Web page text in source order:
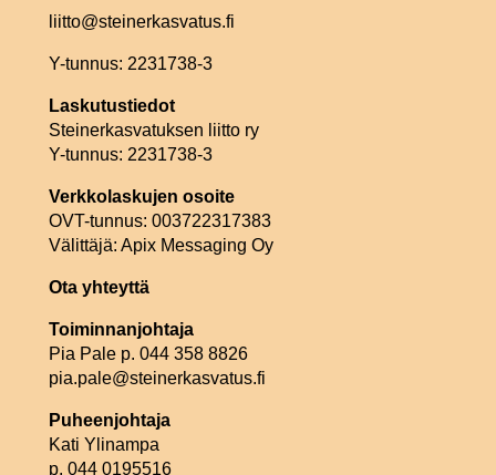
liitto@steinerkasvatus.fi
Y-tunnus: 2231738-3
Laskutustiedot
Steinerkasvatuksen liitto ry
Y-tunnus: 2231738-3
Verkkolaskujen osoite
OVT-tunnus: 003722317383
Välittäjä: Apix Messaging Oy
Ota yhteyttä
Toiminnanjohtaja
Pia Pale p. 044 358 8826
pia.pale@steinerkasvatus.fi
Puheenjohtaja
Kati Ylinampa
p. 044 0195516